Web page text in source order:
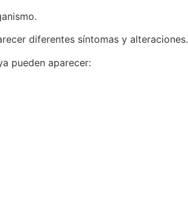
diferentes síntomas y alteraciones.
pueden aparecer: